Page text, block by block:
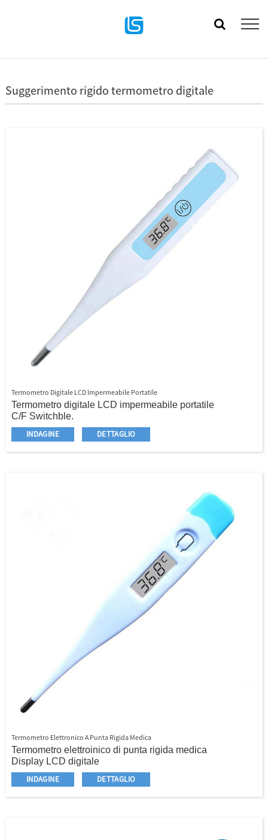
Suggerimento rigido termometro digitale
Termometro Digitale LCD Impermeabile Portatile
Termometro digitale LCD impermeabile portatile
C/F Switchble.
Display LCD
Ultima funzione di memoria
Allarme della febbre
INDAGINE DETTAGLIO
Termometro Elettronico A Punta Rigida Medica
Termometro elettroinico di punta rigida medica
Display LCD digitale
℃/℉ commutabile
Sicuro, veloce e accurato
Prezzo di alta qualità e competitivo
INDAGINE DETTAGLIO